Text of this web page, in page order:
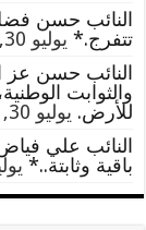
النائب حسن
تتفرج.* يوليو 30, 2026
النائب حسن عز
والثوابت
للأرض. يوليو 30, 2026
النائب علي
باقية وثابتة..* يوليو